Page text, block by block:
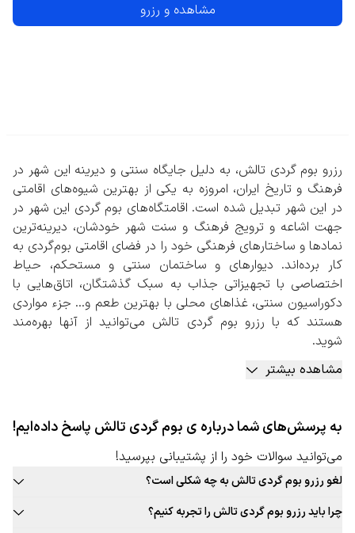
مشاهده و رزرو
رزرو بوم گردی تالش، به دلیل جایگاه سنتی و دیرینه این شهر در
فرهنگ و تاریخ ایران، امروزه به یکی از بهترین شیوه‌های اقامتی
در این شهر تبدیل شده است. اقامتگاه‌های بوم گردی‌ این شهر در
جهت اشاعه و ترویج فرهنگ و سنت شهر خودشان، دیرینه‌ترین
نمادها و ساختارهای فرهنگی خود را در فضای اقامتی بوم‌گردی به
کار برده‌اند. دیوارهای و ساختمان سنتی و مستحکم، حیاط
اختصاصی با تجهیزاتی جذاب به سبک گذشتگان، اتاق‌هایی با
دکوراسیون سنتی، غذاهای محلی با بهترین طعم و… جزء مواردی
هستند که با رزرو بوم گردی تالش می‌توانید از آنها بهره‌مند
شوید.
به جز موارد بالا، دورهمی‌های دوستانه در فضای بوم‌گردی کنار
میزبان و سایر مهمانان، کسب تجربه‌هایی جذاب در پخت
کشاورزی، بازارهای سنتی و بومی، گردشگری بومی به همراه
راهنمای تور و… جزء مواردی است که در بعضی از بومگردی‌های
این شهر قابل استفاده است.
رزرو بوم گردی تالش به صورت آنلاین
با توجه به بافت سنتی این شهر پیشنهاد می‌شود حتما در سایت
سفربازی به بررسی و انجام رزرو بوم گردی تالش بپردازید.
مشاهده بیشتر
به پرسش‌های شما درباره ی بوم گردی تالش پاسخ داده‌ایم!
می‌توانید سوالات خود را از پشتیبانی بپرسید!
لغو رزرو بوم گردی تالش به چه شکلی است؟
قوانین لغو رزرو بوم گردی این شهر به صورت ثابت برای تمامی بوم گردی
قابل ارائه نیست. حتما در زمان رزرو بوم گردی مورد نظر خود به قوانین لغو
چرا باید رزرو بوم گردی تالش را تجربه کنیم؟